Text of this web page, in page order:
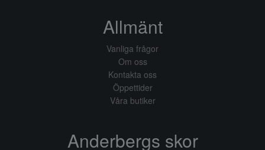
Allmänt
Vanliga frågor
Om oss
Kontakta oss
Öppettider
Våra butiker
Anderbergs skor